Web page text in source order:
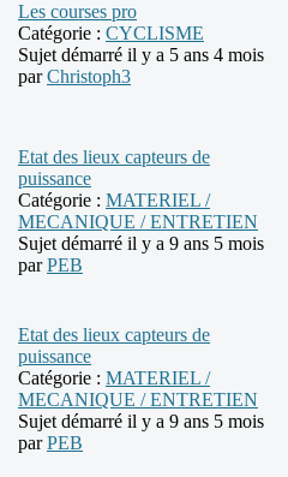
Les courses pro
Catégorie : CYCLISME
Sujet démarré il y a 5 ans 4 mois
parChristoph3
Etat des lieux capteurs de
puissance
Catégorie : MATERIEL /
MECANIQUE / ENTRETIEN
Sujet démarré il y a 9 ans 5 mois
parPEB
Etat des lieux capteurs de
puissance
Catégorie : MATERIEL /
MECANIQUE / ENTRETIEN
Sujet démarré il y a 9 ans 5 mois
parPEB